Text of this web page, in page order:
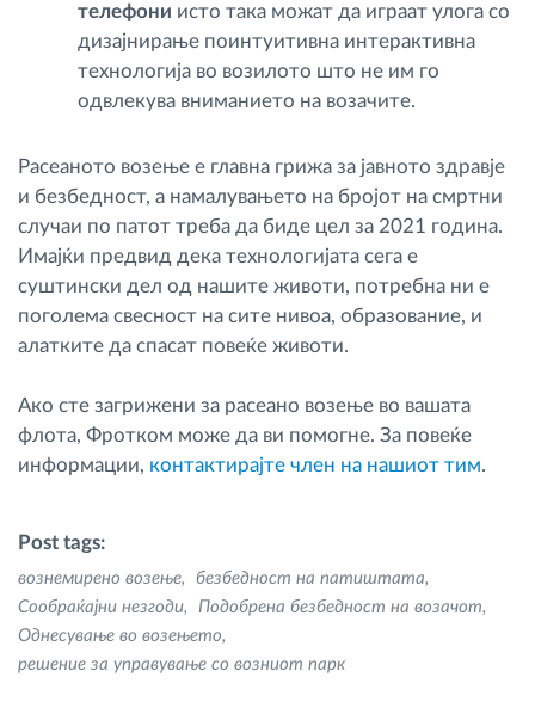
телефони исто така можат да играат улога со
дизајнирање поинтуитивна интерактивна
технологија во возилото што не им го
одвлекува вниманието на возачите.
Расеаното возење е главна грижа за јавното здравје
и безбедност, а намалувањето на бројот на смртни
случаи по патот треба да биде цел за 2021 година.
Имајќи предвид дека технологијата сега е
суштински дел од нашите животи, потребна ни е
поголема свесност на сите нивоа, образование, и
алатките да спасат повеќе животи.
Ако сте загрижени за расеано возење во вашата
флота, Фротком може да ви помогне. За повеќе
информации, контактирајте член на нашиот тим.
Post tags:
вознемирено возење
безбедност на патиштата
Сообраќајни незгоди
Подобрена безбедност на возачот
Однесување во возењето
решение за управување со возниот парк